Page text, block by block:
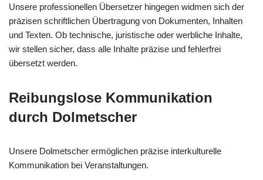
Unsere professionellen Übersetzer hingegen widmen sich der
präzisen schriftlichen Übertragung von Dokumenten, Inhalten
und Texten. Ob technische, juristische oder werbliche Inhalte,
wir stellen sicher, dass alle Inhalte präzise und fehlerfrei
übersetzt werden.
Reibungslose Kommunikation
durch Dolmetscher
Unsere Dolmetscher ermöglichen präzise interkulturelle
Kommunikation bei Veranstaltungen.